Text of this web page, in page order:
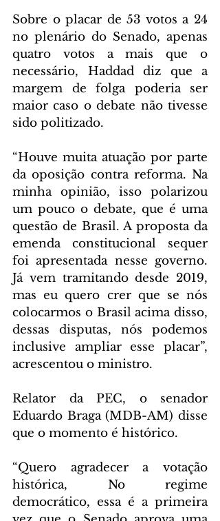
Sobre o placar de 53 votos a 24
no plenário do Senado, apenas
quatro votos a mais que o
necessário, Haddad diz que a
margem de folga poderia ser
maior caso o debate não tivesse
sido politizado.
“Houve muita atuação por parte
da oposição contra reforma. Na
minha opinião, isso polarizou
um pouco o debate, que é uma
questão de Brasil. A proposta da
emenda constitucional sequer
foi apresentada nesse governo.
Já vem tramitando desde 2019,
mas eu quero crer que se nós
colocarmos o Brasil acima disso,
dessas disputas, nós podemos
inclusive ampliar esse placar”,
acrescentou o ministro.
Relator da PEC, o senador
Eduardo Braga (MDB-AM) disse
que o momento é histórico.
“Quero agradecer a votação
histórica, No regime
democrático, essa é a primeira